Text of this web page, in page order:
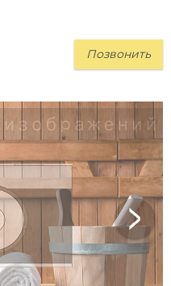
Позвонить